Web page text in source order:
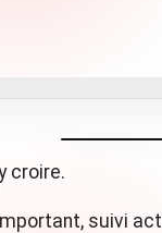
croire.
suivi